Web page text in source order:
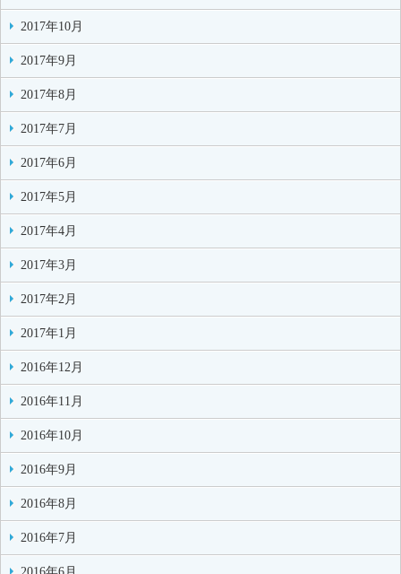
2017年10月
2017年9月
2017年8月
2017年7月
2017年6月
2017年5月
2017年4月
2017年3月
2017年2月
2017年1月
2016年12月
2016年11月
2016年10月
2016年9月
2016年8月
2016年7月